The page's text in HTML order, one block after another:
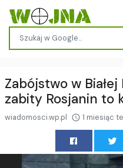
Zabójstwo w
zabity Rosjanin to
wiadomosci.wp.pl 1 miesiąc